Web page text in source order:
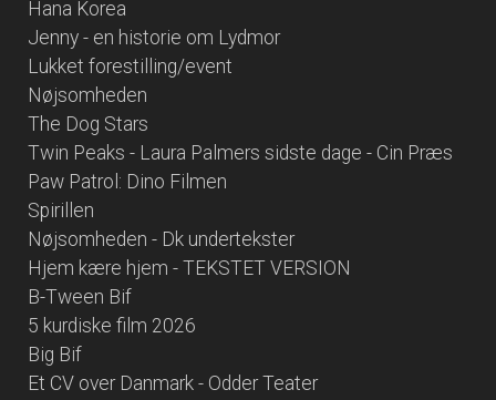
Hana Korea
Jenny - en historie om Lydmor
Lukket forestilling/event
Nøjsomheden
The Dog Stars
Twin Peaks - Laura Palmers sidste dage - Cin Præs
Paw Patrol: Dino Filmen
Spirillen
Nøjsomheden - Dk undertekster
Hjem kære hjem - TEKSTET VERSION
B-Tween Bif
5 kurdiske film 2026
Big Bif
Et CV over Danmark - Odder Teater